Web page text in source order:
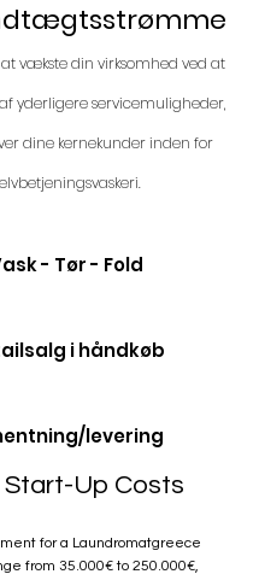
vækste din virksomhed ved at
yderligere servicemuligheder,
dine kernekunder inden for
- Tør - Fold
i håndkøb
levering
Start-Up Costs
for a Laundromatgreece
from 35.000€ to 250.000€,